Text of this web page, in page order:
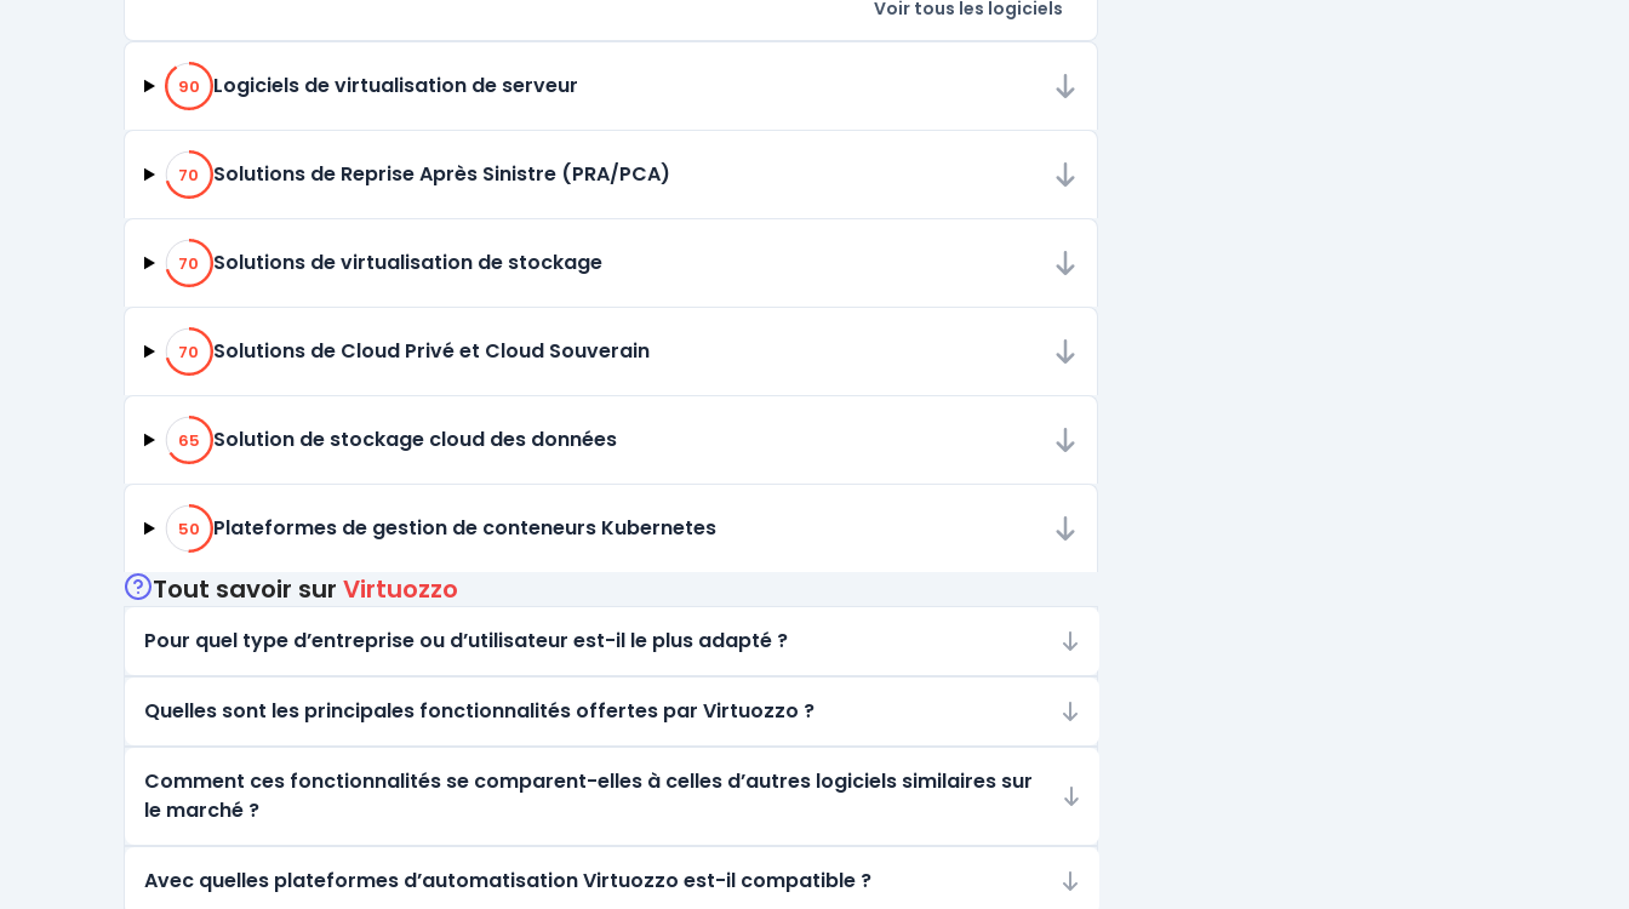
Voir tous les logiciels
90% de compatibilité
90 Logiciels de virtualisation de serveur
70% de compatibilité
70 Solutions de Reprise Après Sinistre (PRA/PCA)
70% de compatibilité
70 Solutions de virtualisation de stockage
70% de compatibilité
70 Solutions de Cloud Privé et Cloud Souverain
65% de compatibilité
65 Solution de stockage cloud des données
50% de compatibilité
50 Plateformes de gestion de conteneurs Kubernetes
Tout savoir sur Virtuozzo
Pour quel type d’entreprise ou d’utilisateur est-il le plus adapté ?
Quelles sont les principales fonctionnalités offertes par Virtuozzo ?
Comment ces fonctionnalités se comparent-elles à celles d’autres logiciels similaires sur
le marché ?
Avec quelles plateformes d’automatisation Virtuozzo est-il compatible ?